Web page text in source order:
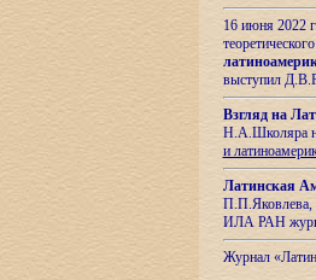
16 июня 2022
выступил
Взгляд на
Н.А.Школяра
и
Латинская
П.П.Яковлева,
ИЛА РАН
Журнал